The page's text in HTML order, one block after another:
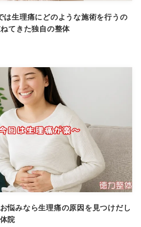
は生理痛にどのような施術を行うの
てきた独自の整体
悩みなら生理痛の原因を見つけだし
院